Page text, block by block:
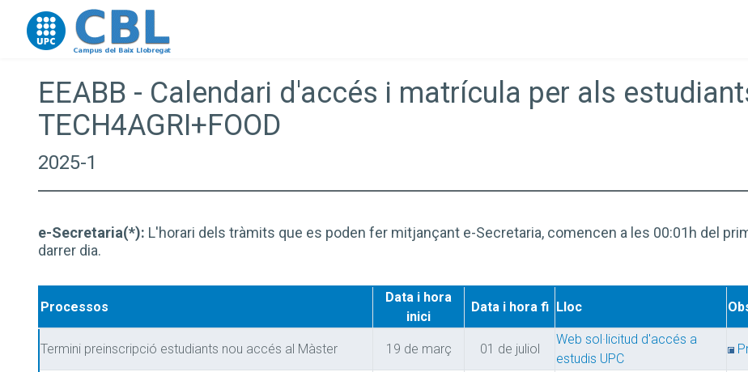
Go to upc.edu
EEABB - Calendari d'accés i matrícula per als
TECH4AGRI+FOOD
2025-1
e-Secretaria(*): L'horari dels tràmits que es poden fer mitjançant e-Secretaria, comencen a les 00:01h del
darrer dia.
Processos
Data i hora
inici
Data i hora fi Lloc
Termini preinscripció estudiants nou accés al Màster 19 de març 01 de juliol
Web sol·licitud d'accés a
estudis UPC